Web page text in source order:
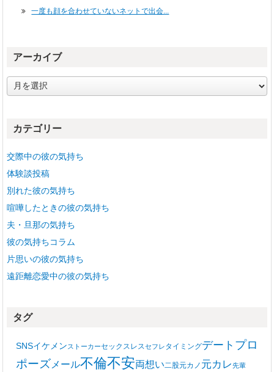
一度も顔を合わせていないネットで出会...
アーカイブ
ー
ブカテゴリー
交際中の彼の気持ち
体験談投稿
別れた彼の気持ち
喧嘩したときの彼の気持ち
夫・旦那の気持ち
彼の気持ちコラム
片思いの彼の気持ち
遠距離恋愛中の彼の気持ち
タグ
SNSイケメンストーカーセックスレスセフレタイミングデート プロ
ポーズ メール不倫不安両想い二股元カノ 元カレ先輩